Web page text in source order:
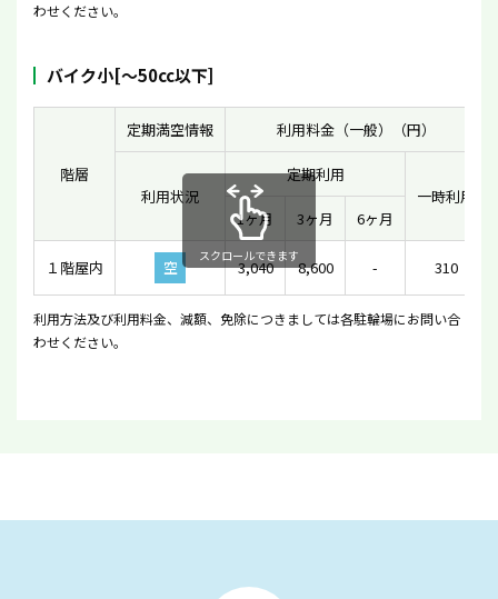
わせください。
バイク小[〜50cc以下]
階層
定期満空情報 利用料金（一般）（円）
利用状況
定期利用
一時利用
1ヶ月
3ヶ月 6ヶ月
１階屋内 空 3,040 8,600 - 310
スクロールできます
利用方法及び利用料金、減額、免除につきましては各駐輪場にお問い合
わせください。